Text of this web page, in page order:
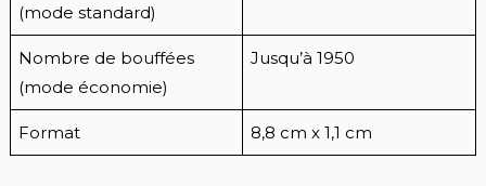
(mode standard)
Nombre de bouffées
(mode économie)
Jusqu’à 1950
Format 8,8 cm x 1,1 cm